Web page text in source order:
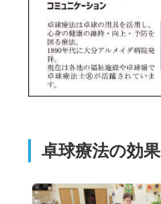
卓球療法の効果